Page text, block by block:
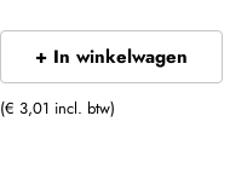
+ In winkelwagen
(€ 3,01 incl. btw)